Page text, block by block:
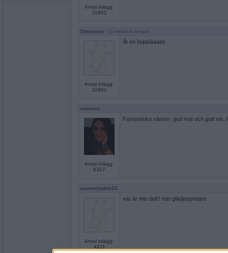
Antal inlägg:
11661
Delicious - Ej medlem längre
Antal inlägg:
11661
Åt en bojabääääs
numsan
Antal inlägg:
6327
Fantastiska vänner, god mat och gott vin.
marmeladov22
Antal inlägg:
4211
var är min deli? min glädjespridare